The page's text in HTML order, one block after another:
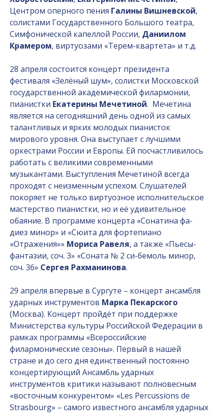
Центром оперного пения Галины Вишневской,
солистами Государственного Большого театра,
Симфонической капеллой России, Даниилом
Крамером, виртуозами «Терем-квартета» и т.д.
28 апреля состоится концерт президента
фестиваля «Зелёный шум», солистки Московской
государственной академической филармонии,
пианистки Екатерины Мечетиной. Мечетина
является на сегодняшний день одной из самых
талантливых и ярких молодых пианисток
мирового уровня. Она выступает с лучшими
оркестрами России и Европы. Ей посчастливилось
работать с великими современными
музыкантами. Выступления Мечетиной всегда
проходят с неизменным успехом. Слушателей
покоряет не только виртуозное исполнительское
мастерство пианистки, но и её удивительное
обаяние. В программе концерта «Сонатина фа-
диез минор» и «Сюита для фортепиано
«Отражения»» Мориса Равеля, а также «Пьесы-
фантазии, соч. 3» «Соната № 2 си-бемоль минор,
соч. 36» Сергея Рахманинова.
29 апреля впервые в Сургуте – концерт ансамбля
ударных инструментов Марка Пекарского
(Москва). Концерт пройдёт при поддержке
Министерства культуры Российской Федерации в
рамках программы «Всероссийские
филармонические сезоны». Первый в нашей
стране и до сего дня единственный постоянно
концертирующий Ансамбль ударных
инструментов критики называют полновесным
«восточным конкурентом» «Les Percussions de
Strasbourg» – самого известного ансамбля ударных